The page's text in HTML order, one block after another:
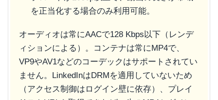
を正当化する場合のみ利用可能。
オーディオは常にAACで128 Kbps以下（レンデ
ィションによる）。コンテナは常にMP4で、
VP9やAV1などのコーデックはサポートされてい
ません。LinkedInはDRMを適用していないため
（アクセス制御はログイン壁に依存）、プレイ